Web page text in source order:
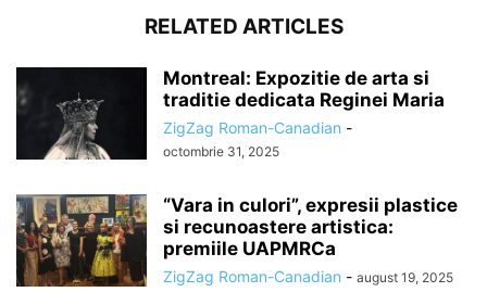
RELATED ARTICLES
Montreal: Expozitie de arta si
traditie dedicata Reginei Maria
ZigZag Roman-Canadian -
octombrie 31, 2025
“Vara in culori”, expresii plastice
si recunoastere artistica:
premiile UAPMRCa
ZigZag Roman-Canadian - august 19, 2025